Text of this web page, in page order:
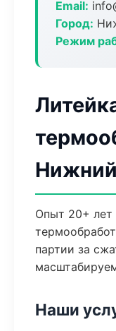
Email:
Город:
Режим
Опыт 20+ лет
партии за
Наши